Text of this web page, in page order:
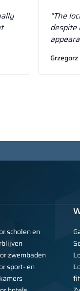
“The
despite
scholen en
zwembaden
sport- en